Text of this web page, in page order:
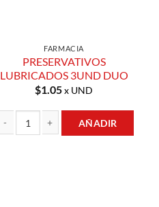
FARMACIA
PRESERVATIVOS
LUBRICADOS 3UND DUO
$1.05x UND
AÑADIR